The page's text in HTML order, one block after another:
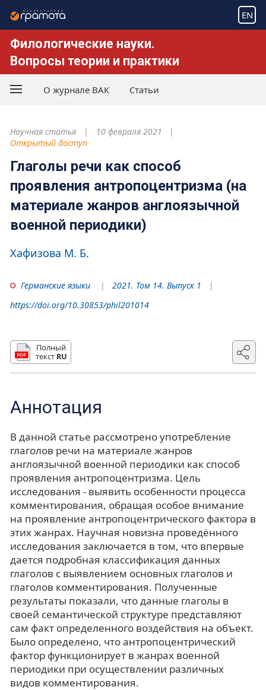
EN
Филологические науки.
Вопросы теории и практики
О журнале ВАК Статьи
Научная статья
10 февраля 2021
Открытый доступ
Глаголы речи как способ
проявления антропоцентризма (на
материале жанров англоязычной
военной периодики)
Хафизова М. Б.
Германские языки
2021. Том 14. Выпуск 1
https://doi.org/10.30853/phil201014
Полный
текст RU
Аннотация
В данной статье рассмотрено употребление
глаголов речи на материале жанров
англоязычной военной периодики как способ
проявления антропоцентризма. Цель
исследования - выявить особенности процесса
комментирования, обращая особое внимание
на проявление антропоцентрического фактора в
этих жанрах. Научная новизна проведённого
исследования заключается в том, что впервые
дается подробная классификация данных
глаголов с выявлением основных глаголов и
глаголов комментирования. Полученные
результаты показали, что данные глаголы в
своей семантической структуре представляют
сам факт определенного воздействия на объект.
Было определено, что антропоцентрический
фактор функционирует в жанрах военной
периодики при осуществлении различных
видов комментирования.